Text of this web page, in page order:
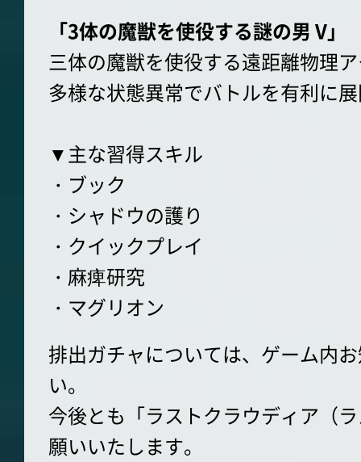
「3体の魔獣を使役する謎の男 V」
三体の魔獣を使役する遠距離物理
多様な状態異常でバトルを有利に
▼主な習得スキル
・ブック
・シャドウの護り
・クイックプレイ
・麻痺研究
・マグリオン
排出ガチャについては、ゲーム内
い。
今後とも「ラストクラウディア（
願いいたします。